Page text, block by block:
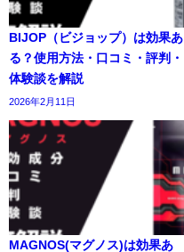
BIJOP（ビジョップ）は効果あ
る？使用方法・口コミ・評判・
体験談を解説
2026年2月11日
MAGNOS(マグノス)は効果あ